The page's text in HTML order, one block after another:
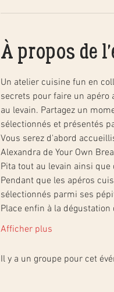
À propos de
Un atelier cuisine fun en
secrets pour faire un apéro
au levain. Partagez un
sélectionnés et présentés
Vous serez d'abord
Alexandra de Your Own
Pita tout au levain ainsi
Pendant que les apéros
sélectionnés parmi ses
Place enfin à la
Afficher plus
Il y a un groupe pour cet